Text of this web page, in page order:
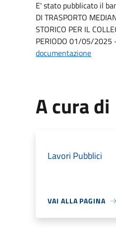
E' stato pubblicato il
DI TRASPORTO
STORICO PER IL
PERIODO 01/05/
documentazione
A cura di
Lavori Pubblici
VAI ALLA PAGINA